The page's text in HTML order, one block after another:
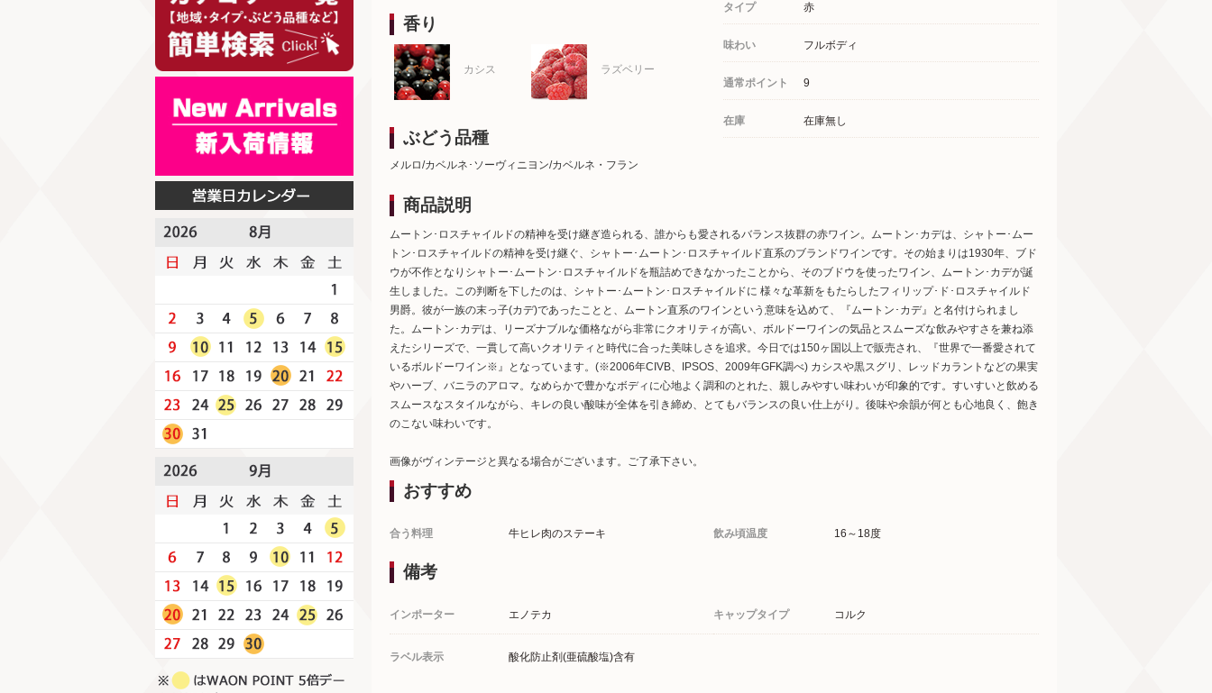
タイプ 赤
味わい フルボディ
通常ポイント 9
在庫 在庫無し
香り
カシス ラズベリー
ぶどう品種
メルロ/カベルネ･ソーヴィニヨン/カベルネ・フラン
商品説明
ムートン･ロスチャイルドの精神を受け継ぎ造られる、誰からも愛されるバランス抜群の赤ワイン。ムートン･カデは、シャトー･ムー
トン･ロスチャイルドの精神を受け継ぐ、シャトー･ムートン･ロスチャイルド直系のブランドワインです。その始まりは1930年、ブド
ウが不作となりシャトー･ムートン･ロスチャイルドを瓶詰めできなかったことから、そのブドウを使ったワイン、ムートン･カデが誕
生しました。この判断を下したのは、シャトー･ムートン･ロスチャイルドに 様々な革新をもたらしたフィリップ･ド･ロスチャイルド
男爵。彼が一族の末っ子(カデ)であったことと、ムートン直系のワインという意味を込めて、『ムートン･カデ』と名付けられまし
た。ムートン･カデは、リーズナブルな価格ながら非常にクオリティが高い、ボルドーワインの気品とスムーズな飲みやすさを兼ね添
えたシリーズで、一貫して高いクオリティと時代に合った美味しさを追求。今日では150ヶ国以上で販売され、『世界で一番愛されて
いるボルドーワイン※』となっています。(※2006年CIVB、IPSOS、2009年GFK調べ) カシスや黒スグリ、レッドカラントなどの果実
やハーブ、バニラのアロマ。なめらかで豊かなボディに心地よく調和のとれた、親しみやすい味わいが印象的です。すいすいと飲める
スムースなスタイルながら、キレの良い酸味が全体を引き締め、とてもバランスの良い仕上がり。後味や余韻が何とも心地良く、飽き
のこない味わいです。
画像がヴィンテージと異なる場合がございます。ご了承下さい。
おすすめ
合う料理 牛ヒレ肉のステーキ 飲み頃温度 16～18度
備考
インポーター エノテカ キャップタイプ コルク
ラベル表示 酸化防止剤(亜硫酸塩)含有